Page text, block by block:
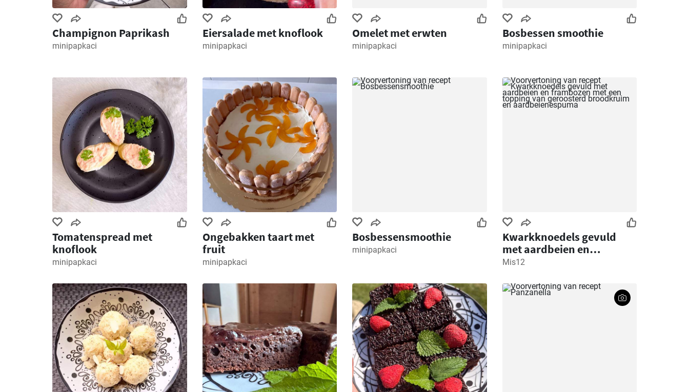
Champignon Paprikash
minipapkaci
Eiersalade met knoflook
minipapkaci
Omelet met erwten
minipapkaci
Bosbessen smoothie
minipapkaci
Tomatenspread met
knoflook
minipapkaci
Ongebakken taart met
fruit
minipapkaci
Bosbessensmoothie
minipapkaci
Kwarkknoedels gevuld
met aardbeien en
frambozen met een
broodkruim en
aardbeienespuma
Mis12